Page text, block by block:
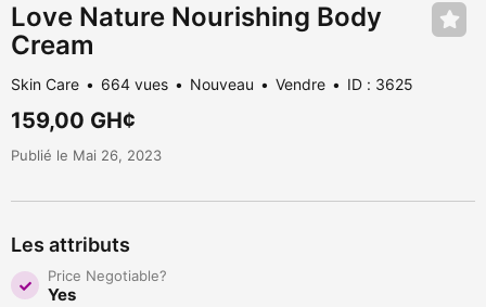
Love Nature Nourishing Body
Cream
Skin Care 664 vues Nouveau Vendre ID : 3625
159,00 GH¢
Publié le Mai 26, 2023
Les attributs
Price Negotiable?
Yes